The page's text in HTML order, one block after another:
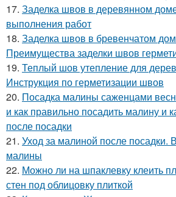
17. Заделка швов в деревянном
выполнения работ
18. Заделка швов в бревенчатом
Преимущества заделки швов
19. Теплый шов утепление для
Инструкция по герметизации швов
20. Посадка малины саженцами
и как правильно посадить малину и
после посадки
21. Уход за малиной после
малины
22. Можно ли на шпаклевку клеить
стен под облицовку плиткой